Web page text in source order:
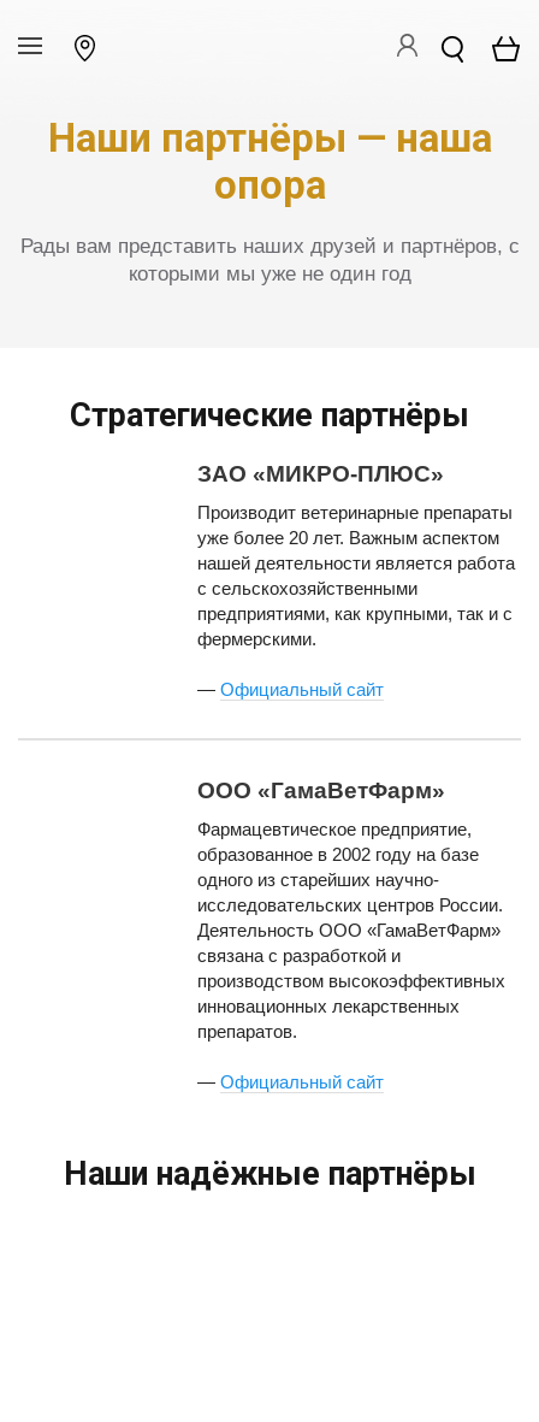
Наши партнёры — наша
опора
Рады вам представить наших друзей и партнёров, с
которыми мы уже не один год
Стратегические партнёры
ЗАО «МИКРО-ПЛЮС»
Производит ветеринарные препараты
уже более 20 лет. Важным аспектом
нашей деятельности является работа
с сельскохозяйственными
предприятиями, как крупными, так и с
фермерскими.
—Официальный сайт
ООО «ГамаВетФарм»
Фармацевтическое предприятие,
образованное в 2002 году на базе
одного из старейших научно-
исследовательских центров России.
Деятельность ООО «ГамаВетФарм»
связана с разработкой и
производством высокоэффективных
инновационных лекарственных
препаратов.
—Официальный сайт
Наши надёжные партнёры